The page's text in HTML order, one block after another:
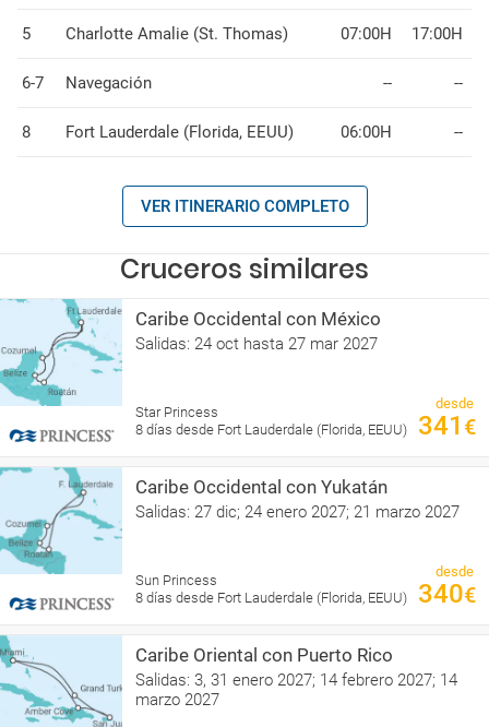
5 Charlotte Amalie (St. Thomas) 07:00H 17:00H
6-7 Navegación -- --
8 Fort Lauderdale (Florida, EEUU) 06:00H --
VER ITINERARIO COMPLETO
Cruceros similares
Caribe Occidental con México
Salidas: 24 oct hasta 27 mar 2027
Star Princess
8 días desde Fort Lauderdale (Florida, EEUU)
desde
341 €
Caribe Occidental con Yukatán
Salidas: 27 dic; 24 enero 2027; 21 marzo 2027
Sun Princess
8 días desde Fort Lauderdale (Florida, EEUU)
desde
340€
Caribe Oriental con Puerto Rico
Salidas: 3, 31 enero 2027; 14 febrero 2027; 14
marzo 2027